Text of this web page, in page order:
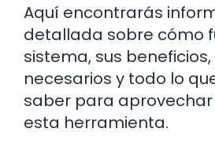
Aquí encontrarás
detallada sobre cómo
sistema, sus
necesarios y todo lo
saber para
esta herramienta.